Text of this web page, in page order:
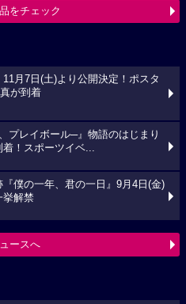
をチェック
11月7日(土)より公開決定！ポスタ
が到着
プレイボール─』物語のはじまり
！スポーツイベ...
僕の一年、君の一日』9月4日(金)
挙解禁
ースへ